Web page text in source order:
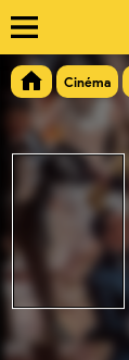
Cinéma